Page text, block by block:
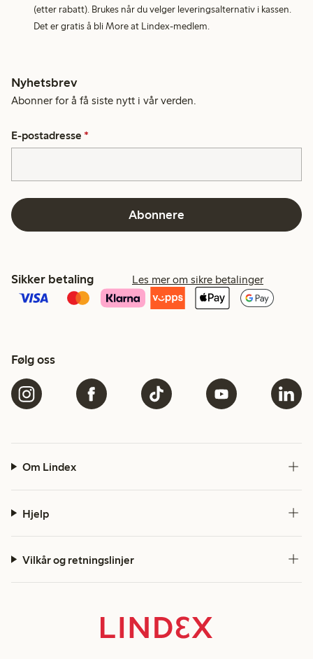
(etter rabatt). Brukes når du velger leveringsalternativ i kassen.
Det er gratis å bli More at Lindex-medlem.
Nyhetsbrev
Abonner for å få siste nytt i vår verden.
E-postadresse *
Abonnere
Sikker betaling Les mer om sikre betalinger
Følg oss
Om Lindex
Hjelp
Vilkår og retningslinjer